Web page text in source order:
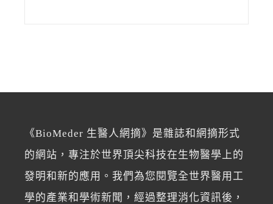
《BioMeder 生醫人網摘》是雜誌和網摘形式
的網站，專注於世界頂尖科技在生物醫學上的
發明和新的應用。我們為您閱覽全世界醫用工
學的產業和學術新聞，經過整理消化資訊後，